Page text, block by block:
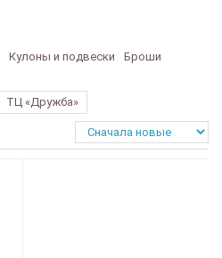
Кулоны и подвески
Броши
ТЦ «Дружба»